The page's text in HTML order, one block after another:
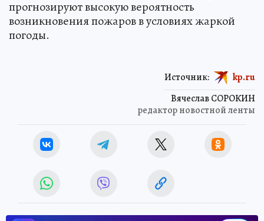
прогнозируют высокую вероятность
возникновения пожаров в условиях жаркой
погоды.
Вячеслав СОРОКИН
редактор новостной ленты
Источник: kp.ru